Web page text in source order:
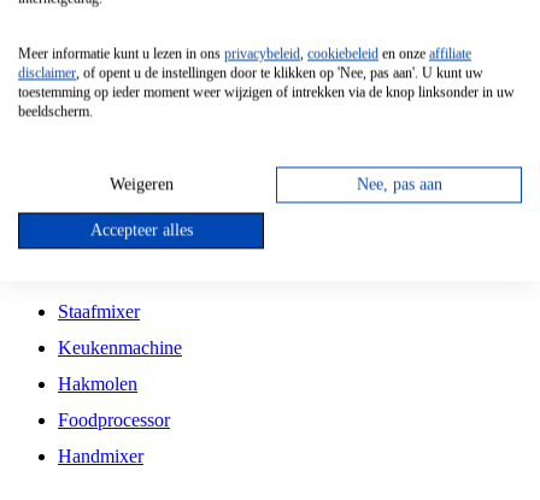
Vrijstaande Magnetron
Vrijstaande Kookplaat
Inbouw Gaskookplaat
Inbouw Keramische Kookplaat
Kookplaat Accessoires
Staafmixer
Keukenmachine
Hakmolen
Foodprocessor
Handmixer
Meer informatie kunt u lezen in ons privacybeleid, cookiebeleid en onze affiliate
disclaimer, of opent u de instellingen door te klikken op 'Nee, pas aan'. U kunt uw
toestemming op ieder moment weer wijzigen of intrekken via de knop linksonder in uw
beeldscherm.
Weigeren Nee, pas aan
Accepteer alles